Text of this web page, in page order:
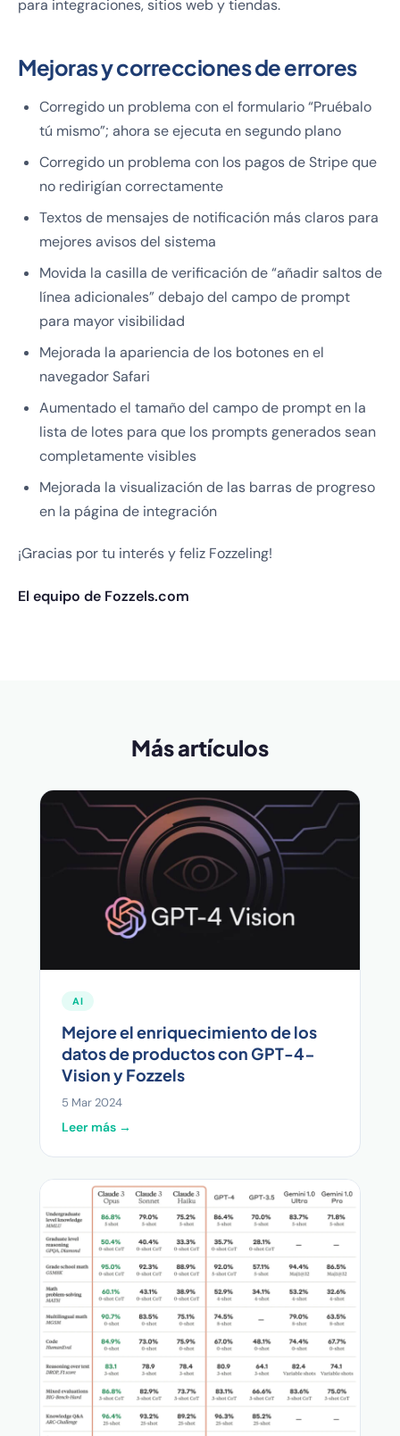
para integraciones, sitios web y tiendas.
Mejoras y correcciones de errores
Corregido un problema con el formulario “Pruébalo
tú mismo”; ahora se ejecuta en segundo plano
Corregido un problema con los pagos de Stripe que
no redirigían correctamente
Textos de mensajes de notificación más claros para
mejores avisos del sistema
Movida la casilla de verificación de “añadir saltos de
línea adicionales” debajo del campo de prompt
para mayor visibilidad
Mejorada la apariencia de los botones en el
navegador Safari
Aumentado el tamaño del campo de prompt en la
lista de lotes para que los prompts generados sean
completamente visibles
Mejorada la visualización de las barras de progreso
en la página de integración
¡Gracias por tu interés y feliz Fozzeling!
El equipo de Fozzels.com
Más artículos
AI
Mejore el enriquecimiento de los
datos de productos con GPT-4-
Vision y Fozzels
5 Mar 2024
Leer más →